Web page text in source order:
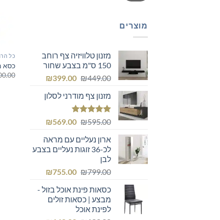
מוצרים
מזנון טלוויזיה צף רוחב
150 ס"מ בצבע שחור
₪449.00
המחיר
היה:
₪449.00.
₪399.00
המחיר
הוא:מזנון צף מודרני לסלון
דורג5.00
₪595.00
המחיר
היה:
₪595.00.
₪569.00
המחיר
הוא:
₪569.00.
ארון נעליים עם מראה
לכ-36 זוגות נעליים בצבע
לבן
₪799.00
המחיר
היה:
₪799.00.
₪755.00
המחיר
הוא:
כסאות פינת אוכל בזול -
מבצע | כסאות זולים
לפינת אוכל
כל
כסא